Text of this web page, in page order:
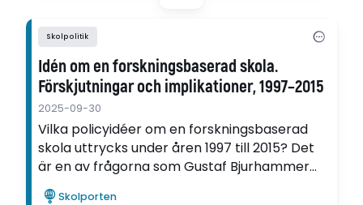
Skolpolitik
Idén om en forskningsbaserad skola.
Förskjutningar och implikationer, 1997–2015
2025-09-30
Vilka policyidéer om en forskningsbaserad
skola uttrycks under åren 1997 till 2015? Det
är en av frågorna som Gustaf Bjurhammer
Birck undersöker i sin avhandling.
Skolporten